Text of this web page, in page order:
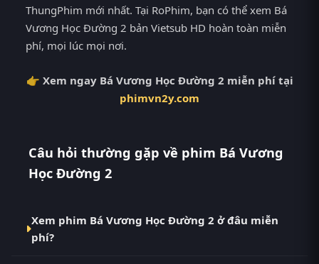
ThungPhim mới nhất. Tại RoPhim, bạn có thể xem Bá
Vương Học Đường 2 bản Vietsub HD hoàn toàn miễn
phí, mọi lúc mọi nơi.
👉 Xem ngay Bá Vương Học Đường 2 miễn phí tại
phimvn2y.com
Câu hỏi thường gặp về phim Bá Vương
Học Đường 2
Xem phim Bá Vương Học Đường 2 ở đâu miễn
phí?